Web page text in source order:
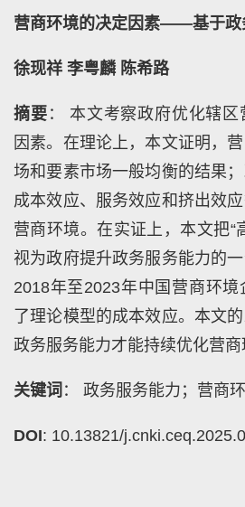
营商环境的决定因素——基于政
徐现祥 李粤麟 陈希路
摘要 ： 本文考察政府优化辖
因素。在理论上，本文证明，
场和要素市场一般均衡的结果
成本效应、服务效应和挤出效
营商环境。在实证上，本文把“
视为政府提升政务服务能力的
2018年至2023年中国营商环
了理论模型的成本效应。本文
政务服务能力才能持续优化营商
关键词 ： 政务服务能力；营商
DOI: 10.13821/